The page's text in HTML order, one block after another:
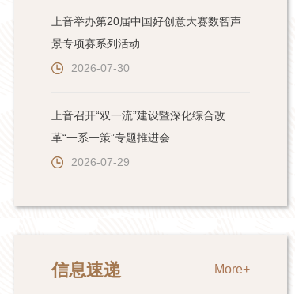
上音举办第20届中国好创意大赛数智声
景专项赛系列活动
2026-07-30
上音召开“双一流”建设暨深化综合改
革“一系一策”专题推进会
2026-07-29
信息速递 More+